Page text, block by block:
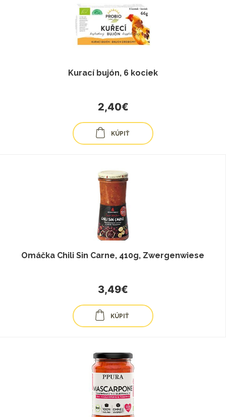
Kurací bujón, 6 kociek
2,40€
KÚPIŤ
Omáčka Chili Sin Carne, 410g, Zwergenwiese
3,49€
KÚPIŤ